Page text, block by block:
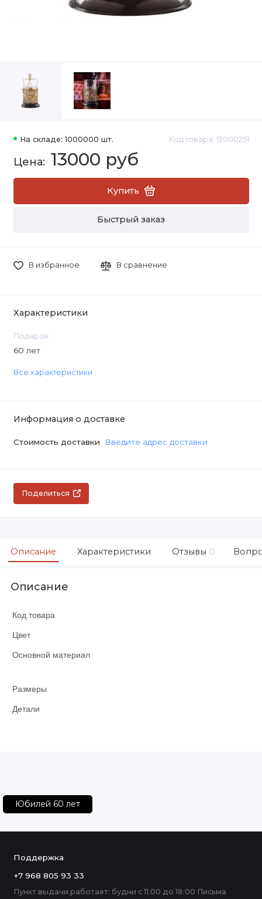
На складе: 1000000 шт. Код товара: 13000251
13000 руб
Купить
Быстрый заказ
В избранное В сравнение
Характеристики
Подарок
60 лет
Все характеристики
Информация о доставке
Стоимость доставки Введите адрес доставки
Поделиться
Описание Характеристики Отзывы 0
Описание
Код товара
Цвет
Основной материал
Размеры
Детали
Юбилей 60 лет
Поддержка
+7 968 805 93 33
Пункт выдачи работает: будни с 11:00 до 18:00 Письма